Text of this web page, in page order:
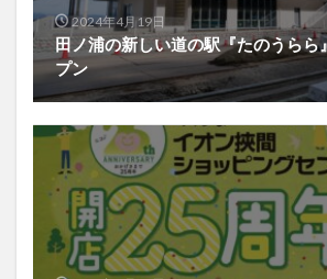
2024年4月19日
田ノ浦の新しい道の駅『たのうらら
プン